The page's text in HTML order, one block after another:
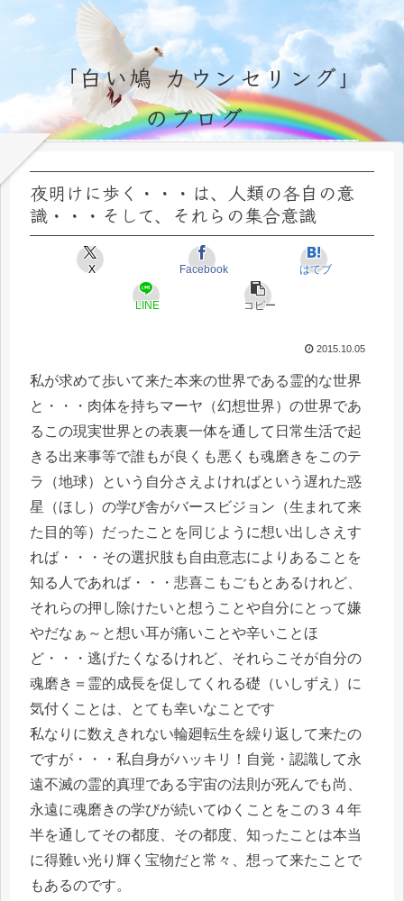
「白い鳩 カウンセリング」
のブログ
夜明けに歩く・・・は、人類の各自の意
識・・・そして、それらの集合意識
X Facebook はてブ
LINE コピー
2015.10.05
私が求めて歩いて来た本来の世界である霊的な世界
と・・・肉体を持ちマーヤ（幻想世界）の世界であ
るこの現実世界との表裏一体を通して日常生活で起
きる出来事等で誰もが良くも悪くも魂磨きをこのテ
ラ（地球）という自分さえよければという遅れた惑
星（ほし）の学び舎がバースビジョン（生まれて来
た目的等）だったことを同じように想い出しさえす
れば・・・その選択肢も自由意志によりあることを
知る人であれば・・・悲喜こもごもとあるけれど、
それらの押し除けたいと想うことや自分にとって嫌
やだなぁ～と想い耳が痛いことや辛いことほ
ど・・・逃げたくなるけれど、それらこそが自分の
魂磨き＝霊的成長を促してくれる礎（いしずえ）に
気付くことは、とても幸いなことです
私なりに数えきれない輪廻転生を繰り返して来たの
ですが・・・私自身がハッキリ！自覚・認識して永
遠不滅の霊的真理である宇宙の法則が死んでも尚、
永遠に魂磨きの学びが続いてゆくことをこの３４年
半を通してその都度、その都度、知ったことは本当
に得難い光り輝く宝物だと常々、想って来たことで
もあるのです。